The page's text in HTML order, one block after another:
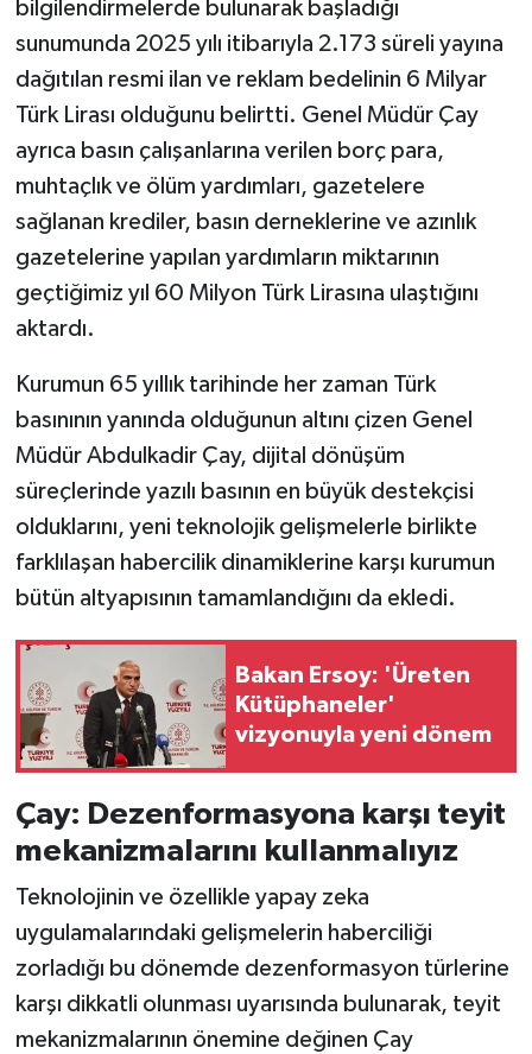
bilgilendirmelerde bulunarak başladığı
sunumunda 2025 yılı itibarıyla 2.173 süreli yayına
dağıtılan resmi ilan ve reklam bedelinin 6 Milyar
Türk Lirası olduğunu belirtti. Genel Müdür Çay
ayrıca basın çalışanlarına verilen borç para,
muhtaçlık ve ölüm yardımları, gazetelere
sağlanan krediler, basın derneklerine ve azınlık
gazetelerine yapılan yardımların miktarının
geçtiğimiz yıl 60 Milyon Türk Lirasına ulaştığını
aktardı.
Kurumun 65 yıllık tarihinde her zaman Türk
basınının yanında olduğunun altını çizen Genel
Müdür Abdulkadir Çay, dijital dönüşüm
süreçlerinde yazılı basının en büyük destekçisi
olduklarını, yeni teknolojik gelişmelerle birlikte
farklılaşan habercilik dinamiklerine karşı kurumun
bütün altyapısının tamamlandığını da ekledi.
Bakan Ersoy: 'Üreten
Kütüphaneler'
vizyonuyla yeni dönem
Çay: Dezenformasyona karşı teyit
mekanizmalarını kullanmalıyız
Teknolojinin ve özellikle yapay zeka
uygulamalarındaki gelişmelerin haberciliği
zorladığı bu dönemde dezenformasyon türlerine
karşı dikkatli olunması uyarısında bulunarak, teyit
mekanizmalarının önemine değinen Çay